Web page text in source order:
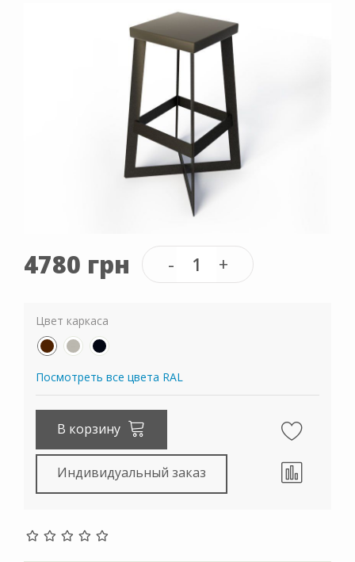
4780 грн
Цвет каркаса
Посмотреть все цвета RAL
В корзину
Индивидуальный заказ